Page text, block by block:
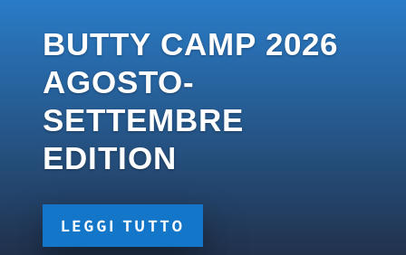
BUTTY CAMP 2026
AGOSTO-
SETTEMBRE
EDITION
LEGGI TUTTO